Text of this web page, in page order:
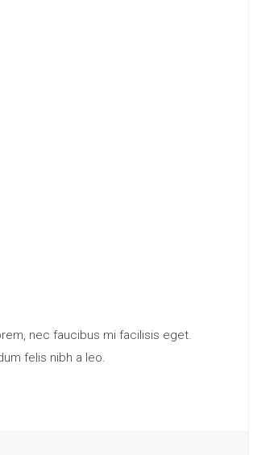
nec faucibus mi facilisis eget.
felis nibh a leo.